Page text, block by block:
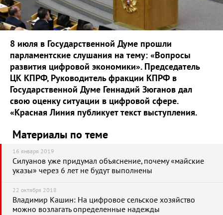
8 июля в Государственной Думе прошли
парламентские слушания на тему: «Вопросы
развития цифровой экономики». Председатель
ЦК КПРФ, Руководитель фракции КПРФ в
Государственной Думе Геннадий Зюганов дал
свою оценку ситуации в цифровой сфере.
«Красная Линия публикует текст выступления.
Материалы по теме
16 января 2019
Силуанов уже придумал объяснение, почему «майские
указы» через 6 лет не будут выполнены
22 октября 2018
Владимир Кашин: На цифровое сельское хозяйство
можно возлагать определенные надежды